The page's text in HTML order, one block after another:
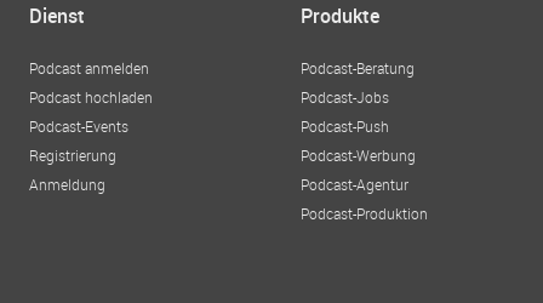
Dienst
Podcast anmelden
Podcast hochladen
Podcast-Events
Registrierung
Anmeldung
Produkte
Podcast-Beratung
Podcast-Jobs
Podcast-Push
Podcast-Werbung
Podcast-Agentur
Podcast-Produktion